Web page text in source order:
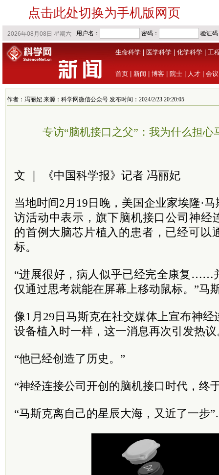
点击此处切换为手机版网页
生命科学 医学科学 化学科学 工
首页 新闻 博客 院士 人才 会议
作者：冯丽妃 来源：科学网微信公众号 发布时间：2024/2/23 20:20:05
专访“脑机接口之父”：我为什么担心
文 ｜ 《中国科学报》记者 冯丽妃
当地时间2月19日晚，美国企业家埃隆·
访活动中表示，旗下脑机接口公司神经
的首例大脑芯片植入的患者，已经可以
标。
“进展很好，病人似乎已经完全康复……
仅通过思考就能在屏幕上移动鼠标。”马
像1月29日马斯克在社交媒体上宣布神
设备植入时一样，这一消息再次引发热
“他已经创造了历史。”
“神经连接公司开创的脑机接口时代，终
“马斯克离自己的星辰大海，又近了一